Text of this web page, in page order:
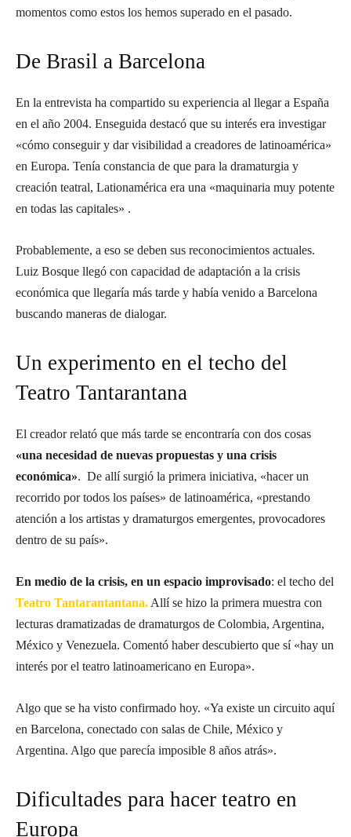
momentos como estos los hemos superado en el pasado.
De Brasil a Barcelona
En la entrevista ha compartido su experiencia al llegar a España
en el año 2004. Enseguida destacó que su interés era investigar
«cómo conseguir y dar visibilidad a creadores de latinoamérica»
en Europa. Tenía constancia de que para la dramaturgia y
creación teatral, Lationamérica era una «maquinaria muy potente
en todas las capitales» .
Probablemente, a eso se deben sus reconocimientos actuales.
Luiz Bosque llegó con capacidad de adaptación a la crisis
económica que llegaría más tarde y había venido a Barcelona
buscando maneras de dialogar.
Un experimento en el techo del
Teatro Tantarantana
El creador relató que más tarde se encontraría con dos cosas
«una necesidad de nuevas propuestas y una crisis
económica». De allí surgió la primera iniciativa, «hacer un
recorrido por todos los países» de latinoamérica, «prestando
atención a los artistas y dramaturgos emergentes, provocadores
dentro de su país».
En medio de la crisis, en un espacio improvisado: el techo del
Teatro Tantarantantana. Allí se hizo la primera muestra con
lecturas dramatizadas de dramaturgos de Colombia, Argentina,
México y Venezuela. Comentó haber descubierto que sí «hay un
interés por el teatro latinoamericano en Europa».
Algo que se ha visto confirmado hoy. «Ya existe un circuito aquí
en Barcelona, conectado con salas de Chile, México y
Argentina. Algo que parecía imposible 8 años atrás».
Dificultades para hacer teatro en
Europa